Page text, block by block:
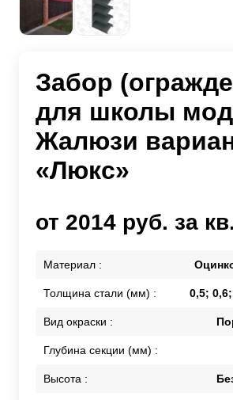
Забор
для школы
Жалюзи
«Люкс»
от 2014 руб. за
Материал :
Толщина стали (мм) : 0,5;
Вид окраски :
Глубина секции (мм) :
Высота :